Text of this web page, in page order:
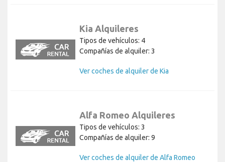
Kia Alquileres
Tipos de vehículos: 4
Compañías de alquiler: 3
Ver coches de alquiler de Kia
Alfa Romeo Alquileres
Tipos de vehículos: 3
Compañías de alquiler: 9
Ver coches de alquiler de Alfa Romeo